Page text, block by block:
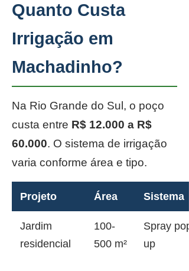
Quanto Custa
Irrigação em
Machadinho?
Na Rio Grande do Sul, o poço
custa entre R$ 12.000 a R$
60.000. O sistema de irrigação
varia conforme área e tipo.
Projeto Área Sistema
Jardim
residencial
100-
500 m²
Spray pop-
up